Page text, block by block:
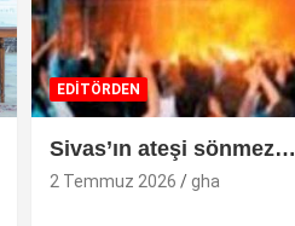
EDİTÖRDEN
Sivas’ın ateşi sönmez…
2 Temmuz 2026 gha